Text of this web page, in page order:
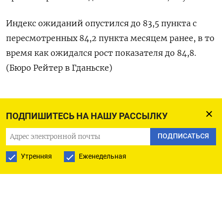
ПОДПИШИТЕСЬ НА НАШУ РАССЫЛКУ
ПОДПИСАТЬСЯ
Утренняя Еженедельная
Индекс ожиданий опустился до 83,5 пункта с
пересмотренных 84,2 пункта месяцем ранее, в то
время как ожидался рост показателя до 84,8.
(Бюро Рейтер в Гданьске)
ПОДПИСАТЬСЯ НА ТЕЛЕГРАМ
ПОДПИСАТЬСЯ В GOOGLE